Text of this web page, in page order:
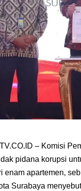
– Komisi
pidana korupsi
enam apartemen,
Surabaya